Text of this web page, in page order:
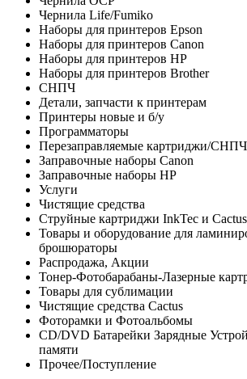
Чернила Life/Fumiko
Наборы для принтеров Epson
Наборы для принтеров Canon
Наборы для принтеров HP
Наборы для принтеров Brother
СНПЧ
Детали, запчасти к принтерам
Принтеры новые и б/у
Программаторы
Перезаправляемые картриджи/
Заправочные наборы Canon
Заправочные наборы HP
Услуги
Чистящие средства
Струйные картриджи InkTec и Cactus
Товары и оборудование для
брошюраторы
Распродажа, Акции
Тонер-Фотобарабаны-Лазерные
Товары для сублимации
Чистящие средства Cactus
Фоторамки и Фотоальбомы
CD/DVD Батарейки Зарядные
памяти
Прочее/Поступление